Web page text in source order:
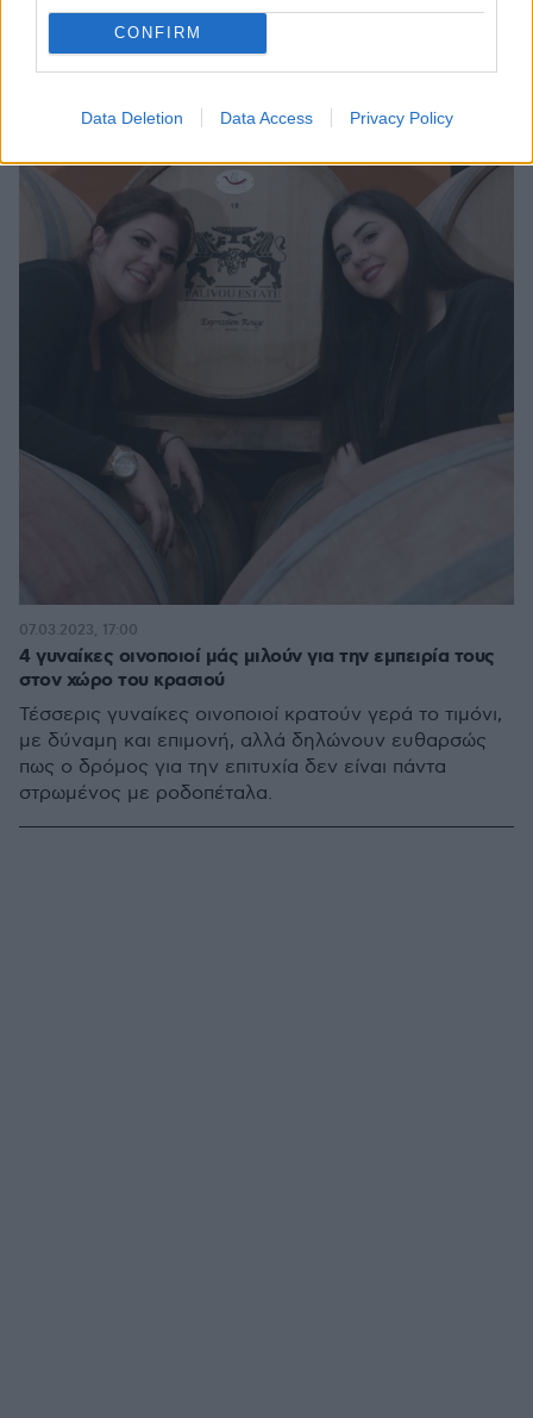
CONFIRM
Data Deletion Data Access Privacy Policy
Γάλλος οινοποιός εκτιμά ότι «η παραγωγή θα έχει
υψηλότερη ποιότητα» και εξηγεί γιατί
4 γυναίκες οινοποιοί μάς μιλούν για την εμπειρία τους
στον χώρο του κρασιού
Τέσσερις γυναίκες οινοποιοί κρατούν γερά το τιμόνι,
με δύναμη και επιμονή, αλλά δηλώνουν ευθαρσώς
πως ο δρόμος για την επιτυχία δεν είναι πάντα
στρωμένος με ροδοπέταλα.
07.03.2023, 17:00